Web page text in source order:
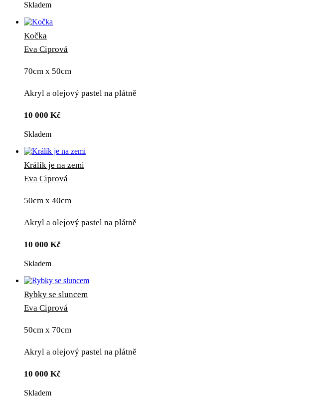
Skladem
Kočka
Eva Ciprová
70cm x 50cm
Akryl a olejový pastel na plátně
10 000 Kč
Skladem
Králík je na zemi
Eva Ciprová
50cm x 40cm
Akryl a olejový pastel na plátně
10 000 Kč
Skladem
Rybky se sluncem
Eva Ciprová
50cm x 70cm
Akryl a olejový pastel na plátně
10 000 Kč
Skladem